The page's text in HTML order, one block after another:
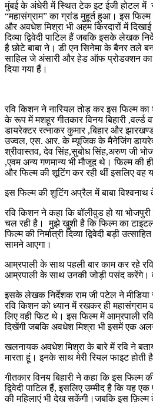
मुंबई के अंधेरी में स्थित टेक इट ईजी होटल में
“महासंग्राम” का ग्रांड मुहूर्त हुआ। इस फिल्म
और अवधेश मिश्रा भी अहम किरदारों में
दिव्या द्विवेदी पाटिल हैं जबकि इसके लेखक
है छोटे बाबा ने। डी एन सिनेमा के बैनर तले
साहिल जे अंसारी और हेड ऑफ प्रोडक्शन का
दिया गया हैं।
रवि किशन ने नारियल तोड़ कर इस फिल्म
के रूप में मशहूर गीतकार विनय बिहारी ,वर्ल्ड
डायरेक्टर रत्नाकर कुमार ,बिहार और
उज्वल, एस. आर. के म्यूजिक के मैनेजिंग
श्रीवास्तव, देव सिंह,सुबोध सिंह,अरुण जी
,एवम अन्य गणमान्य भी मौजूद थे। फिल्म की
और फिल्म की शूटिंग कर रही थीं इसलिए वह
इस फिल्म की शुटिंग अप्रैल में बाबा विश्वनाथ
रवि किशन ने कहा कि बॉलीवुड हो या
चल रही है। मुझे खुशी है कि फिल्म का
फिल्म की निर्मात्री दिव्या द्विवेदी बड़ी
सामने आएगा।
आम्रपाली के साथ पहली बार काम कर रहे
आम्रपाली के साथ उनकी जोड़ी पसंद
इसके लेखक निर्देशक राम जी पटेल ने मीडिया
रवि किशन को ध्यान में रखकर ही
लिए वही फिट थे। इस फिल्म में आम्रपाली
दिखेंगी जबकि अवधेश मिश्रा भी इसमें एक
खलनायक अवधेश मिश्रा के बारे में रवि ने
मारता हूं। इनके साथ मेरी रियल फाइट होती
गीतकार विनय बिहारी ने कहा कि इस फिल्म
द्विवेदी पाटिल हैं, इसलिए उम्मीद है कि यह एक
की महिलाएं भी देख सकेंगी।जबकि इस